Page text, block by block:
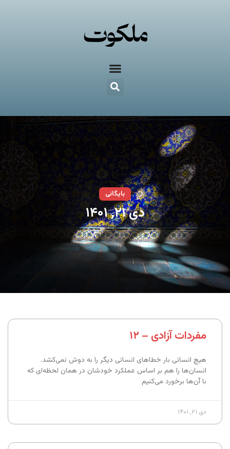
بایگانی
دی ۲۱, ۱۴۰۱
مفردات آزادی – ۱۲
هیچ انسانی بار خطاهای انسانی دیگر را به دوش نمی‌کشد.
انسان‌ها را هم بر اساس عملکرد خودشان در همان لحظه‌ای که
با آن‌ها برخورد می‌کنیم
دی ۲۱, ۱۴۰۱